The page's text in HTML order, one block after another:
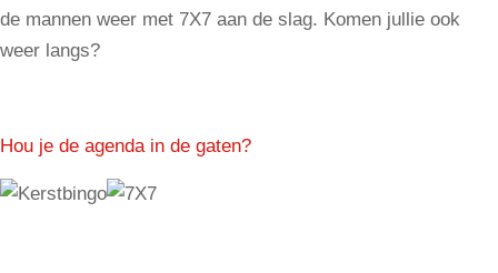
de mannen weer met 7X7 aan de slag. Komen jullie ook
weer langs?
Hou je de agenda in de gaten?